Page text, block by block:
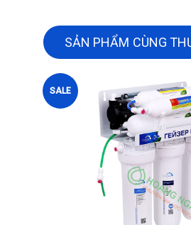
SẢN PHẨM CÙNG
SALE